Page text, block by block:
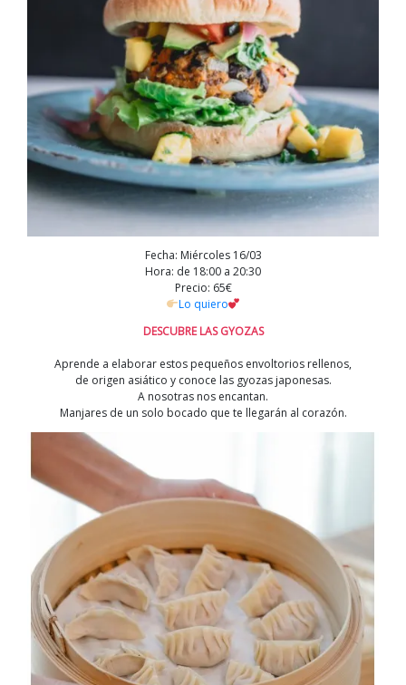
Fecha: Miércoles 16/03
Hora: de 18:00 a 20:30
Precio: 65€
Lo quiero
DESCUBRE LAS GYOZAS
Aprende a elaborar estos pequeños envoltorios rellenos,
de origen asiático y conoce las gyozas japonesas.
A nosotras nos encantan.
Manjares de un solo bocado que te llegarán al corazón.